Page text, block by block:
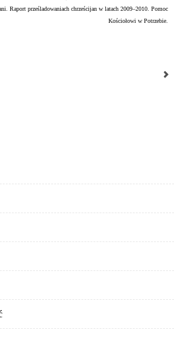
Raport prześladowaniach chrześcijan w latach 2009–2010. Pomoc
Kościołowi w Potrzebie.